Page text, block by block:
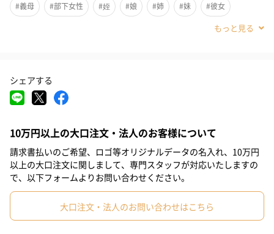
荒れてカサカサしたお肌にツヤと保湿を補ってくれる充電マスク
ラーゲン含有で保湿効果も抜群！
ミルクタイプなので、夜におすすめです。植物由来の繊維シート
を使用しています。お肌を柔らかく包み、蒸発を防いで潤いをし
っかり届けます。
（キイチゴ果実エキス・αリポ酸由来成分・セイヨウヤブイチゴ果
実エキス・アサイヤシ果実エキス）
#義母 #部下女性 #姪 #娘 #姉 #妹 #彼女
#女性
#50代 #60代
シェアする
10万円以上の大口注文・法人のお客様について
請求書払いのご希望、ロゴ等オリジナルデータの名入れ、10万円
以上の大口注文に関しまして、専門スタッフが対応いたしますの
で、以下フォームよりお問い合わせください。
大口注文・法人のお問い合わせはこちら